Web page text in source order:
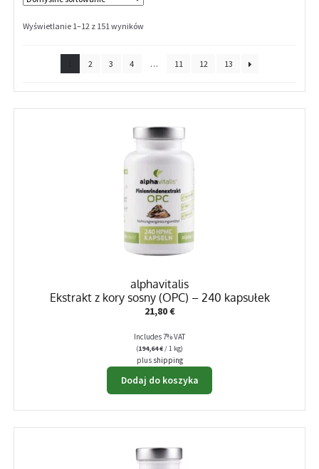
Wyświetlanie 1–12 z 151 wyników
2 3 4 … 11 12 13
alphavitalis
Ekstrakt z kory sosny (OPC) – 240 kapsułek
21,80€
Includes 7% VAT
(194,64€/ 1 kg)
plus shipping
Dodaj do koszyka